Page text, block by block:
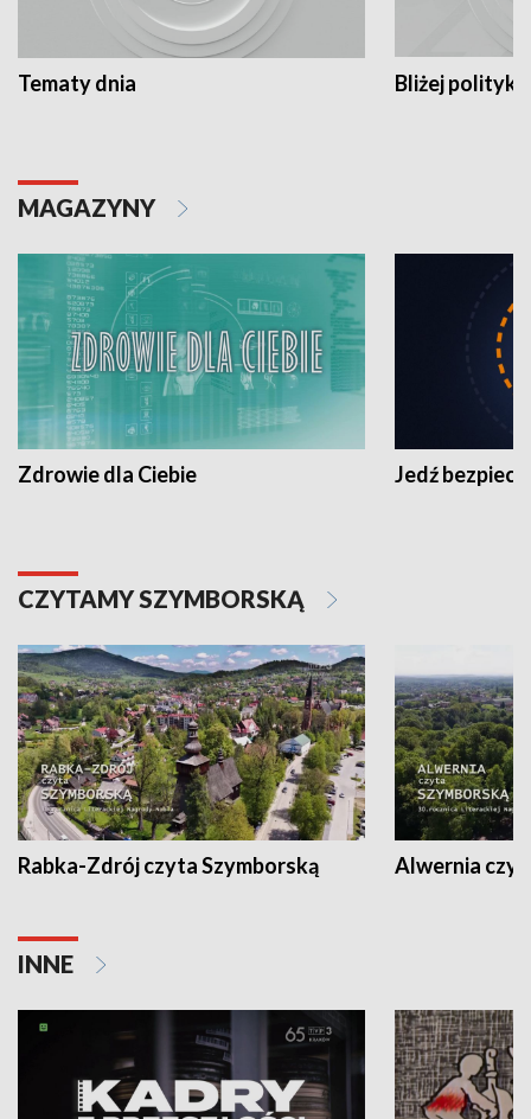
Tematy dnia Bliżej polityki
MAGAZYNY
Zdrowie dla Ciebie Jedź
CZYTAMY SZYMBORSKĄ
Rabka-Zdrój czyta Szymborską Alwernia
INNE